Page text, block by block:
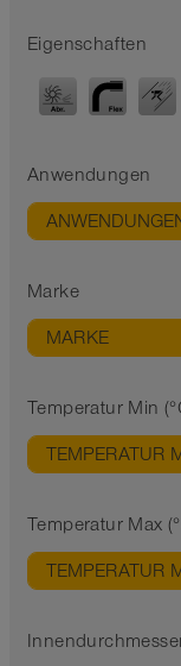
Eigenschaften
Anwendungen
Marke
MARKE
Temperatur Min
TEMPERATUR
Temperatur Max
TEMPERATUR